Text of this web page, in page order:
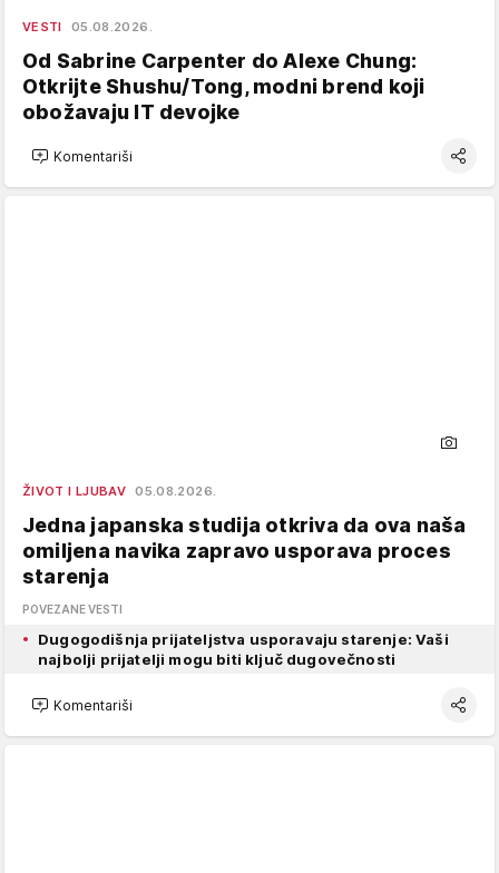
VESTI 05.08.2026.
Od Sabrine Carpenter do Alexe Chung:
Otkrijte Shushu/Tong, modni brend koji
obožavaju IT devojke
Komentariši
ŽIVOT I LJUBAV 05.08.2026.
Jedna japanska studija otkriva da ova naša
omiljena navika zapravo usporava proces
starenja
POVEZANE VESTI
Dugogodišnja prijateljstva usporavaju starenje: Vaši
najbolji prijatelji mogu biti ključ dugovečnosti
Komentariši